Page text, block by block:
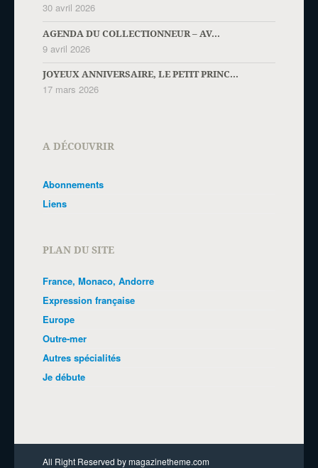
30 avril 2026
AGENDA DU COLLECTIONNEUR – AV...
9 avril 2026
JOYEUX ANNIVERSAIRE, LE PETIT PRINC...
17 mars 2026
A DÉCOUVRIR
Abonnements
Liens
PLAN DU SITE
France, Monaco, Andorre
Expression française
Europe
Outre-mer
Autres spécialités
Je débute
All Right Reserved by magazinetheme.com